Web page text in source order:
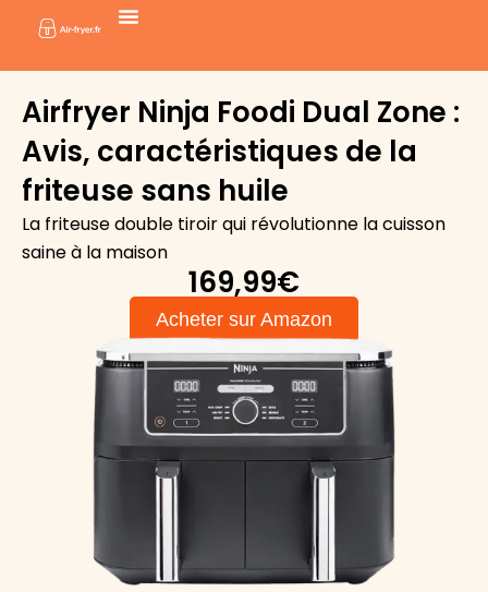
contenu
Airfryer Ninja Foodi Dual Zone :
Avis, caractéristiques de la
friteuse sans huile
La friteuse double tiroir qui révolutionne la cuisson
saine à la maison
169,99€
Acheter sur Amazon